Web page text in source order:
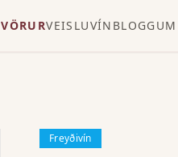
VÖRURVEISLUVÍN BLOGG
Freyðivín